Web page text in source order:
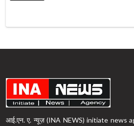
आई.एन. ए. न्यूज़ (INA NEWS) initiate news